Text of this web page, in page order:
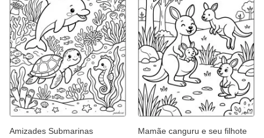
Amizades Submarinas
Mamãe canguru e seu filhote